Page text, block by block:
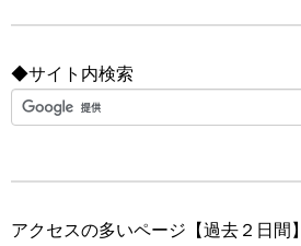
◆サイト内検索
アクセスの多いページ【過去２日間】